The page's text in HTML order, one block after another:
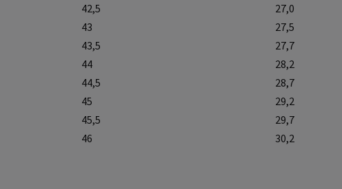
42,5
27,0
43
27,5
43,5
27,7
44
28,2
44,5
28,7
45
29,2
45,5
29,7
46
30,2